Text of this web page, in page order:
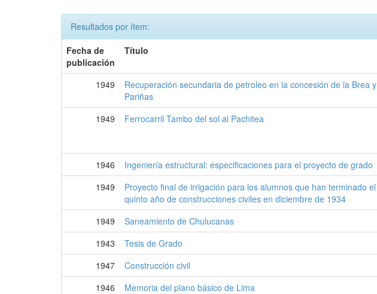
Resultados por ítem:
Fecha de
publicación
Título
1949
Recuperación secundaria de petroleo en la concesión de la Brea y
Pariñas
1949 Ferrocarril Tambo del sol al Pachitea
1946
Ingeniería estructural: especificaciones para el proyecto de grado
1949
Proyecto final de irrigación para los alumnos que han terminado el
quinto año de construcciones civiles en diciembre de 1934
1949 Saneamiento de Chulucanas
1943
Tesis de Grado
1947
Construcción civil
1946
Memoria del plano básico de Lima